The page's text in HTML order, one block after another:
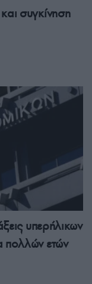
συγκίνηση
υπερήλικων
πολλών ετών